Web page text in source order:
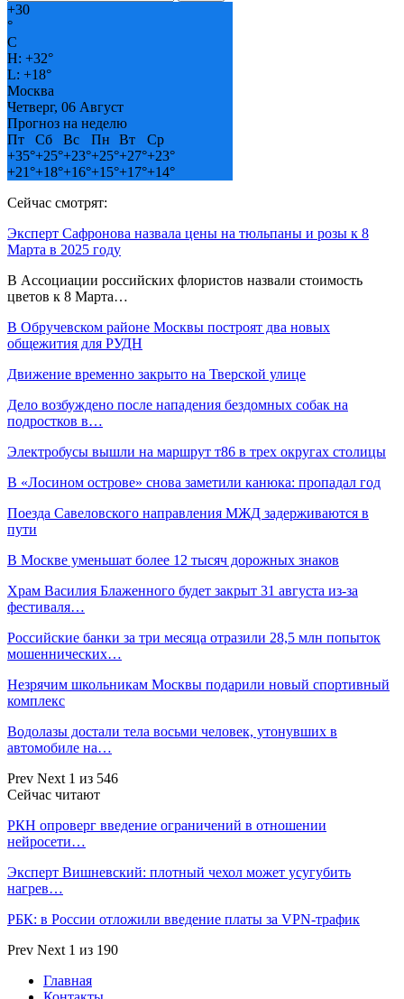
+30
°
C
H: +32°
L: +18°
Москва
Четверг, 06 Август
Прогноз на неделю
Пт
Сб Вс Пн Вт
Ср
+35°+25°+23°+25°+27°+23°
+21°+18°+16°+15°+17°+14°
Сейчас смотрят:
Эксперт Сафронова назвала цены на тюльпаны и розы к 8
Марта в 2025 году
В Ассоциации российских флористов назвали стоимость
цветов к 8 Марта…
В Обручевском районе Москвы построят два новых
общежития для РУДН
Движение временно закрыто на Тверской улице
Дело возбуждено после нападения бездомных собак на
подростков в…
Электробусы вышли на маршрут т86 в трех округах столицы
В «Лосином острове» снова заметили канюка: пропадал год
Поезда Савеловского направления МЖД задерживаются в
пути
В Москве уменьшат более 12 тысяч дорожных знаков
Храм Василия Блаженного будет закрыт 31 августа из-за
фестиваля…
Российские банки за три месяца отразили 28,5 млн попыток
мошеннических…
Незрячим школьникам Москвы подарили новый спортивный
комплекс
Водолазы достали тела восьми человек, утонувших в
автомобиле на…
Prev Next 1 из 546
Сейчас читают
РКН опроверг введение ограничений в отношении
нейросети…
Эксперт Вишневский: плотный чехол может усугубить
нагрев…
РБК: в России отложили введение платы за VPN-трафик
Prev Next 1 из 190
Главная